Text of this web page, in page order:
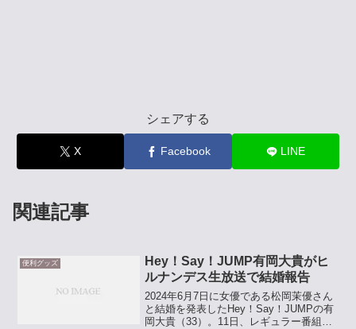
シェアする
X Facebook LINE
関連記事
便利グッズ
Hey！Say！JUMP有岡大貴がヒ
ルナンデス生放送で結婚報告
2024年6月7日に女優である松岡茉優さん
と結婚を発表したHey！Say！JUMPの有
岡大貴（33）。11日、レギュラー番組で